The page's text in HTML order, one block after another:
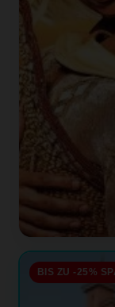
BIS ZU -25%